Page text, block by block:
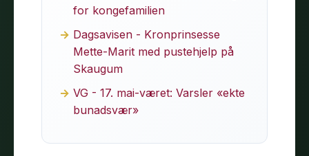
for kongefamilien
Dagsavisen - Kronprinsesse
Mette-Marit med pustehjelp på
Skaugum
VG - 17. mai-været: Varsler «ekte
bunadsvær»